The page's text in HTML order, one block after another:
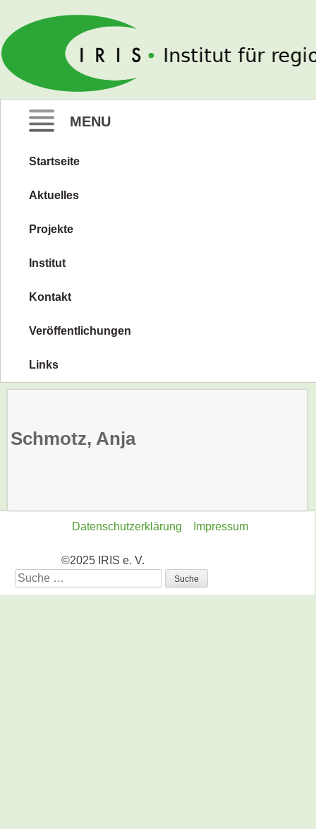
IRIS e. V.
MENU
Zum
springen
Startseite
Aktuelles
Projekte
Institut
Kontakt
Veröffentlichungen
Links
Schmotz, Anja
Datenschutzerklärung Impressum
©2025 IRIS e. V.
Suche
nach: